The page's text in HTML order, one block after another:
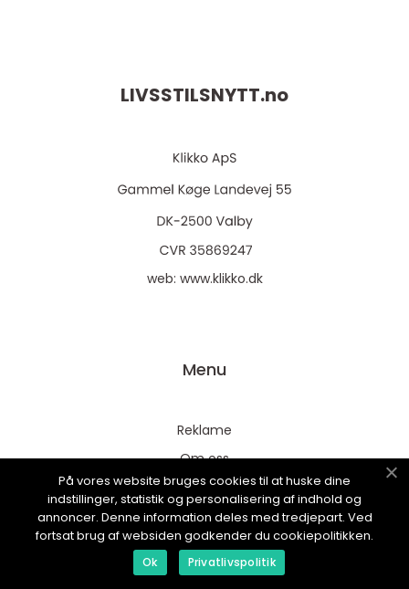
LIVSSTILSNYTT.no
web: www.klikko.dk
Menu
Reklame
Om oss
Cookies
Kontakt Oss
Sitemap
På vores website bruges cookies til at huske dine
indstillinger, statistik og personalisering af indhold og
annoncer. Denne information deles med tredjepart. Ved
fortsat brug af websiden godkender du cookiepolitikken.
Ok Privatlivspolitik